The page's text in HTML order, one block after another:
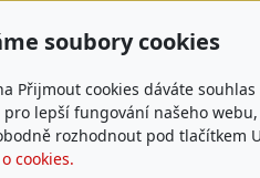
453
Fakturační
Základní
Herčíkova
soubory cookies
Přijmout cookies dáváte
pro lepší fungování našeho
rozhodnout pod tlačítkem
cookies.